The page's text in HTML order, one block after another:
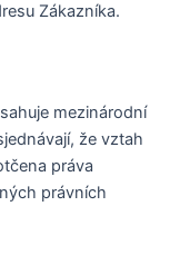
Zákazníka.
mezinárodní
že vztah
práva
právních